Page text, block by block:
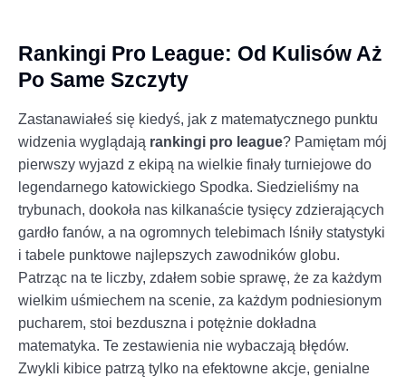
Rankingi Pro League: Od Kulisów Aż
Po Same Szczyty
Zastanawiałeś się kiedyś, jak z matematycznego punktu
widzenia wyglądają rankingi pro league? Pamiętam mój
pierwszy wyjazd z ekipą na wielkie finały turniejowe do
legendarnego katowickiego Spodka. Siedzieliśmy na
trybunach, dookoła nas kilkanaście tysięcy zdzierających
gardło fanów, a na ogromnych telebimach lśniły statystyki
i tabele punktowe najlepszych zawodników globu.
Patrząc na te liczby, zdałem sobie sprawę, że za każdym
wielkim uśmiechem na scenie, za każdym podniesionym
pucharem, stoi bezduszna i potężnie dokładna
matematyka. Te zestawienia nie wybaczają błędów.
Zwykli kibice patrzą tylko na efektowne akcje, genialne